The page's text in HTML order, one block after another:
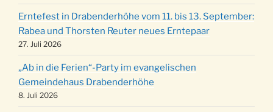
24.12.
Familiengottesdienst mit Krippenspiel im Ev.
Gemeindehaus um 15:00 Uhr
24.12. Familiengottesdienst in der FeG um 16 Uhr
24.12.
Weihnachtsgottesdienst in der Kirche um
15:00 Uhr
24.12.
Weihnachtsgottesdienst in der Kirche um
18:00 Uhr
Erntefest in Drabenderhöhe vom 11. bis 13. September:
Rabea und Thorsten Reuter neues Erntepaar
27. Juli 2026
„Ab in die Ferien“-Party im evangelischen
Gemeindehaus Drabenderhöhe
8. Juli 2026